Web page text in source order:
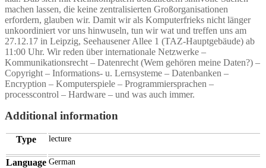
machen lassen, die keine zentralisierten Großorganisationen
erfordern, glauben wir. Damit wir als Komputerfrieks nicht länger
unkoordiniert vor uns hinwuseln, tun wir wat und treffen uns am
27.12.17 in Leipzig, Seehausener Allee 1 (TAZ-Hauptgebäude) ab
11:00 Uhr. Wir reden über internationale Netzwerke –
Kommunikationsrecht – Datenrecht (Wem gehören meine Daten?) –
Copyright – Informations- u. Lernsysteme – Datenbanken –
Encryption – Komputerspiele – Programmiersprachen –
processcontrol – Hardware – und was auch immer.
Additional information
Type lecture
Language German